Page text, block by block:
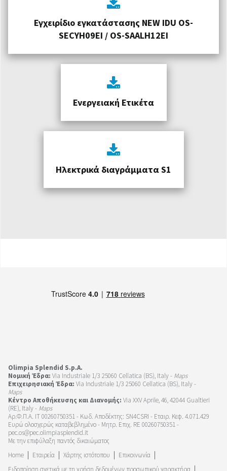
Εγχειρίδιο εγκατάστασης NEW IDU OS-
SECYH09EI / OS-SAALH12EI
Ενεργειακή Ετικέτα
Ηλεκτρικά διαγράμματα S1
Olimpia Splendid S.p.A.
Νομική Έδρα: Via Industriale 1/3 25060 Cellatica (BS), Italy - Maps
Επιχειρησιακή Έδρα: Via Industriale 1/3 25060 Cellatica (BS), Italy -
Maps
Κέντρο Αποθήκευσης και Διανομής: Via XXV Aprile, 46, 42044 Gualtieri
(RE), Italy - Maps
Αρ.Φ.Π.Α. IT 00260750351 - Κωδ. Αποδέκτης: SN4CSRI - Εταιρ. Κεφ. 4.071.429
Ευρώ ολοσχερώς καταβεβλημένο - Μητρ. Επιχ. RE 00260750351 -
pec.os@pec.olimpiasplendid.it
Με την επιφύλαξη παντός δικαιώματος
Home
Εταιρεία Χάρτης ιστότοπου
Επικοινωνία